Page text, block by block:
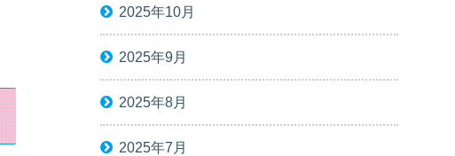
2025年10月
2025年9月
2025年8月
2025年7月